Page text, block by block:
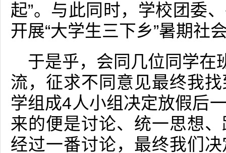
起”。与此同时，学校团委
开展“大学生三下乡”暑期社
于是乎，会同几位同学在
流，征求不同意见最终我
学组成4人小组决定放假后
来的便是讨论、统一思想
经过一番讨论，最终我们